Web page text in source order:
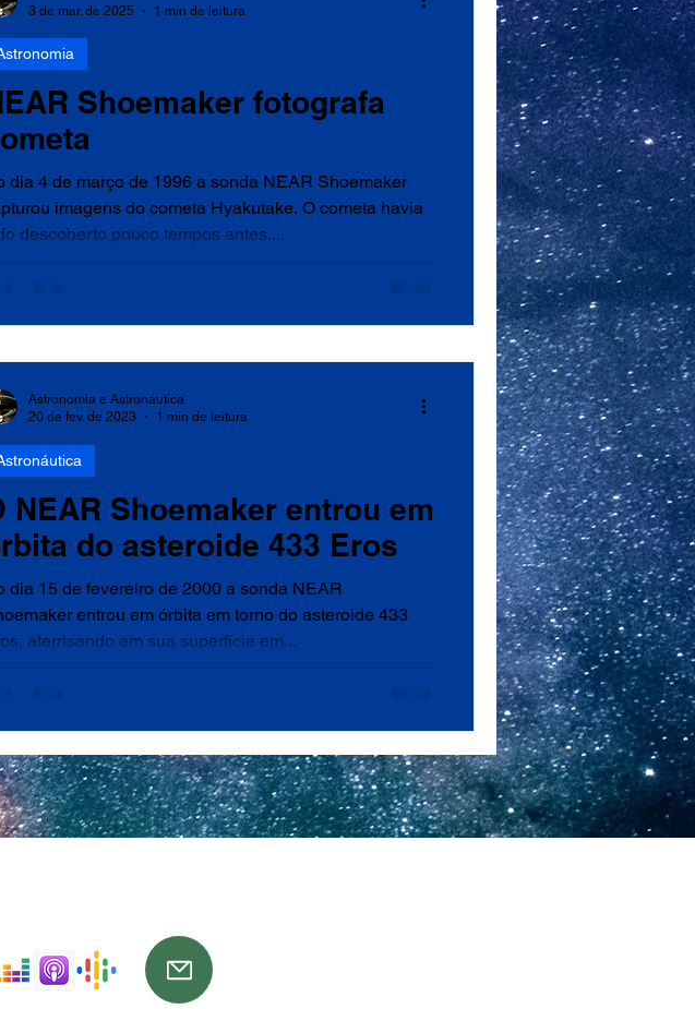
Shoemaker fotografa
dia 4 de março de 1996 a sonda NEAR Shoemaker
imagens do cometa Hyakutake. O cometa havia
descoberto pouco tempos antes,...
3 de mar. de 2025
1 min de leitura
NEAR Shoemaker entrou em
do asteroide 433 Eros
dia 15 de fevereiro de 2000 a sonda NEAR
entrou em órbita em torno do asteroide 433
aterrisando em sua superfície em...
Astronomia e Astronáutica
20 de fev. de 2023
1 min de leitura